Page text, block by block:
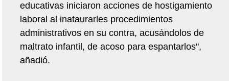
educativas iniciaron acciones de hostigamiento
laboral al inataurarles procedimientos
administrativos en su contra, acusándolos de
maltrato infantil, de acoso para espantarlos",
añadió.